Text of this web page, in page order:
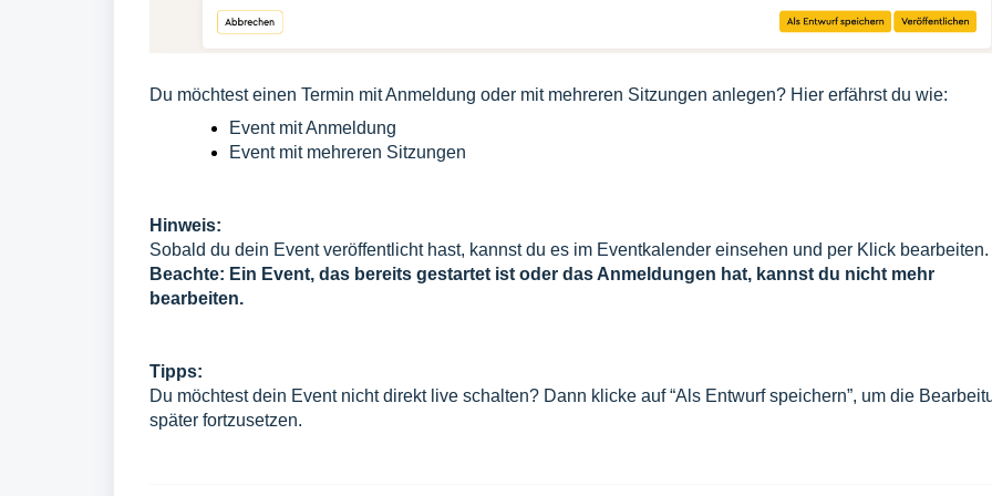
Du möchtest einen Termin mit Anmeldung oder mit mehreren Sitzungen anlegen? Hier erfährst du wie:
Event mit Anmeldung
Event mit mehreren Sitzungen
Hinweis:
Sobald du dein Event veröffentlicht hast, kannst du es im Eventkalender einsehen und per Klick bearbeiten.
Beachte: Ein Event, das bereits gestartet ist oder das Anmeldungen hat, kannst du nicht mehr
bearbeiten.
Tipps:
Du möchtest dein Event nicht direkt live schalten? Dann klicke auf “Als Entwurf speichern”, um die
später fortzusetzen.